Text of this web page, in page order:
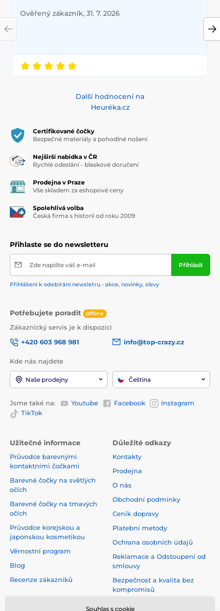
Ověřený zákazník, 31. 7. 2026
Další hodnocení na
Heuréka.cz
Certifikované čočky
Bezpečné materiály a pohodlné nošení
Nejširší nabídka v ČR
Rychlé odeslání - bleskové doručení
Prodejna v Praze
Vše skladem za eshopové ceny
Spolehlivá volba
Česká firma s historií od roku 2009
Přihlaste se do newsletteru
Zde napište váš e-mail Přihlásit
Přihlášení k odebírání newsletru - akce, novinky, slevy
Potřebujete poradit offline
Zákaznický servis je k dispozici
+420 603 968 981
info@top-crazy.cz
Kde nás najdete
Naše prodejny Čeština
Jsme také na: Youtube Facebook
Instagram
TikTok
Užitečné informace
Průvodce barevnými
kontaktními čočkami
Barevné čočky na světlých
očích
Barevné čočky na tmavých
očích
Průvodce korejskou a
japonskou kosmetikou
Věrnostní program
Blog
Recenze zákazníků
Důležité odkazy
Kontakty
Prodejna
O nás
Obchodní podmínky
Ceník dopravy
Platební metody
Ochrana osobních údajů
Reklamace a Odstoupení od
smlouvy
Bezpečnost a kvalita bez
kompromisů
Souhlas s cookie